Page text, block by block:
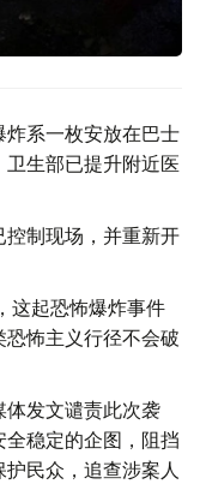
系一枚安放在巴士
生部已提升附近医
制现场，并重新开
这起恐怖爆炸事件
怖主义行径不会破
发文谴责此次袭
稳定的企图，阻挡
民众，追查涉案人